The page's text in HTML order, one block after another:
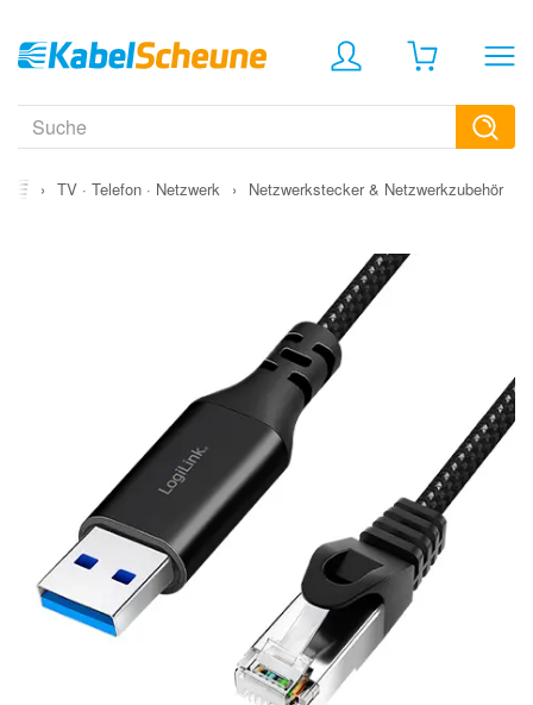
› TV · Telefon · Netzwerk › Netzwerkstecker & Netzwerkzubehör